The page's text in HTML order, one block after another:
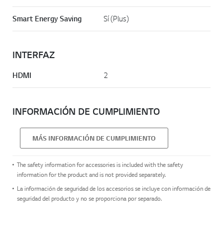
Smart Energy Saving Sí (Plus)
INTERFAZ
HDMI 2
INFORMACIÓN DE CUMPLIMIENTO
MÁS INFORMACIÓN DE CUMPLIMIENTO
The safety information for accessories is included with the safety
information for the product and is not provided separately.
La información de seguridad de los accesorios se incluye con información de
seguridad del producto y no se proporciona por separado.